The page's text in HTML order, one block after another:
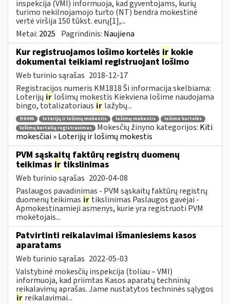
inspekcija (VMI) informuoja, kad gyventojams, kurių
turimo nekilnojamojo turto (NT) bendra mokestinė
vertė viršija 150 tūkst. eurų[1],...
Metai: 2025 Pagrindinis: Naujiena
Kur registruojamos lošimo kortelės ir kokie
dokumentai teikiami registruojant lošimo
Web turinio sąrašas 2018-12-17
Registracijos numeris KM1818 Ši informacija skelbiama:
Loterijų ir lošimų mokestis Kiekviena lošime naudojama
bingo, totalizatoriaus ir lažybų...
fr0440 loterijų ir lošimų mokestis lošimų mokestis
lošimo kortelės
lošimų kortelių registravimas
Mokesčių žinyno kategorijos: Kiti
mokesčiai » Loterijų ir lošimų mokestis
PVM sąskaitų faktūrų registrų duomenų
teikimas ir tikslinimas
Web turinio sąrašas 2020-04-08
Paslaugos pavadinimas - PVM sąskaitų faktūrų registrų
duomenų teikimas ir tikslinimas Paslaugos gavėjai -
Apmokestinamieji asmenys, kurie yra registruoti PVM
mokėtojais...
Patvirtinti reikalavimai išmaniesiems kasos
aparatams
Web turinio sąrašas 2022-05-03
Valstybinė mokesčių inspekcija (toliau – VMI)
informuoja, kad priimtas Kasos aparatų techninių
reikalavimų aprašas. Jame nustatytos techninės sąlygos
ir reikalavimai...